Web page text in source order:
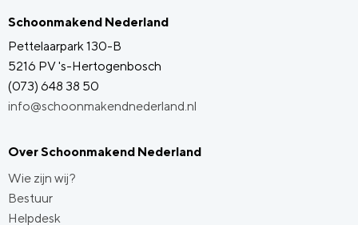
Schoonmakend Nederland
Pettelaarpark 130-B
5216 PV 's-Hertogenbosch
(073) 648 38 50
info@schoonmakendnederland.nl
Over Schoonmakend Nederland
Wie zijn wij?
Bestuur
Helpdesk